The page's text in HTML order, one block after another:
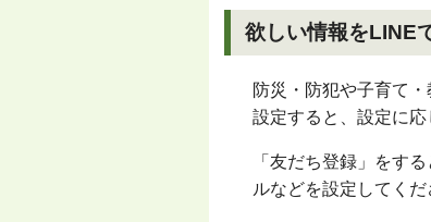
欲しい情報をLINE
防災・防犯や子育て
設定すると、設定に応
「友だち登録」をす
ルなどを設定してく